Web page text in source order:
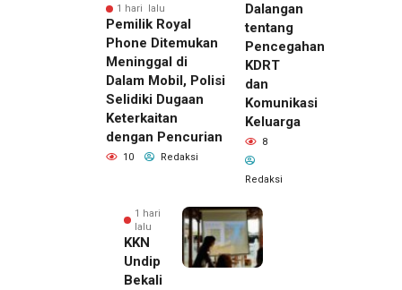
1 hari lalu
Pemilik Royal
Phone Ditemukan
Meninggal di
Dalam Mobil, Polisi
Selidiki Dugaan
Keterkaitan
dengan Pencurian
10 Redaksi
Dalangan
tentang
Pencegahan
KDRT
dan
Komunikasi
Keluarga
8
Redaksi
1 hari
lalu
KKN
Undip
Bekali